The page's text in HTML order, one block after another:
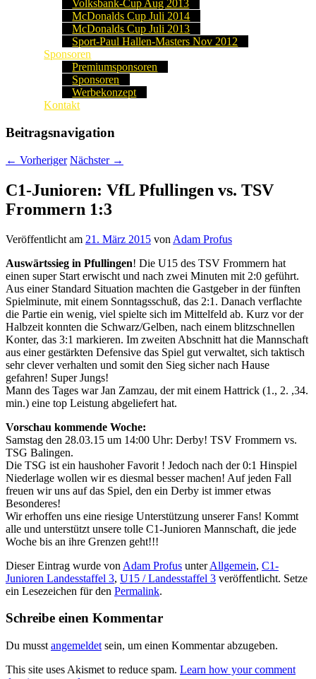
Volksbank-Cup Aug 2013
McDonalds Cup Juli 2014
McDonalds Cup Juli 2013
Sport-Paul Hallen-Masters Nov 2012
Sponsoren
Premiumsponsoren
Sponsoren
Werbekonzept
Kontakt
Beitragsnavigation
← Vorheriger Nächster →
C1-Junioren: VfL Pfullingen vs. TSV
Frommern 1:3
Veröffentlicht am 21. März 2015 von Adam Profus
Auswärtssieg in Pfullingen! Die U15 des TSV Frommern hat
einen super Start erwischt und nach zwei Minuten mit 2:0 geführt.
Aus einer Standard Situation machten die Gastgeber in der fünften
Spielminute, mit einem Sonntagsschuß, das 2:1. Danach verflachte
die Partie ein wenig, viel spielte sich im Mittelfeld ab. Kurz vor der
Halbzeit konnten die Schwarz/Gelben, nach einem blitzschnellen
Konter, das 3:1 markieren. Im zweiten Abschnitt hat die Mannschaft
aus einer gestärkten Defensive das Spiel gut verwaltet, sich taktisch
sehr clever verhalten und somit den Sieg sicher nach Hause
gefahren! Super Jungs!
Mann des Tages war Jan Zamzau, der mit einem Hattrick (1., 2. ,34.
min.) eine top Leistung abgeliefert hat.
Vorschau kommende Woche:
Samstag den 28.03.15 um 14:00 Uhr: Derby! TSV Frommern vs.
TSG Balingen.
Die TSG ist ein haushoher Favorit ! Jedoch nach der 0:1 Hinspiel
Niederlage wollen wir es diesmal besser machen! Auf jeden Fall
freuen wir uns auf das Spiel, den ein Derby ist immer etwas
Besonderes!
Wir erhoffen uns eine riesige Unterstützung unserer Fans! Kommt
alle und unterstützt unsere tolle C1-Junioren Mannschaft, die jede
Woche bis an ihre Grenzen geht!!!
Dieser Eintrag wurde von Adam Profus unterAllgemein, C1-
Junioren Landesstaffel 3, U15 / Landesstaffel 3 veröffentlicht. Setze
ein Lesezeichen für den Permalink.
Schreibe einen Kommentar
Du musst angemeldet sein, um einen Kommentar abzugeben.
This site uses Akismet to reduce spam. Learn how your comment